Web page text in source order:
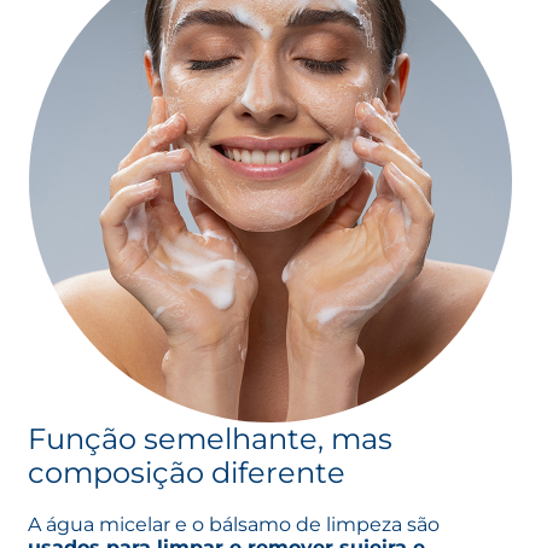
Função semelhante, mas
composição diferente
A água micelar e o bálsamo de limpeza são